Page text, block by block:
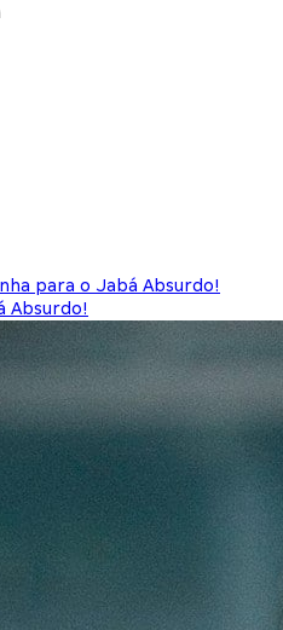
para o Jabá Absurdo!
Absurdo!